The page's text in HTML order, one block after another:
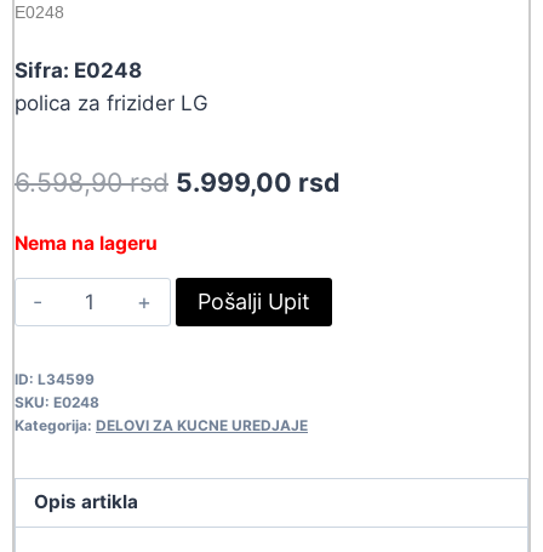
E0248
Sifra: E0248
polica za frizider LG
6.598,90rsd Original
6.598,90 rsd.
5.999,00 rsd
Nema na lageru
LG
POLICA
E0248
quantity
Pošalji Upit
ID: L34599
SKU: E0248
Kategorija: DELOVI ZA KUCNE UREDJAJE
Opis artikla